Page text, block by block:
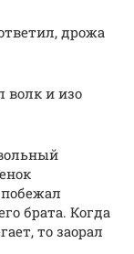
дрожа
волк и изо
брата. Когда
то заорал